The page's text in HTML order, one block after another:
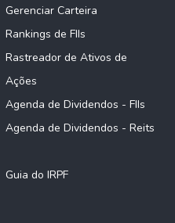
outras
pelas subsidiárias
possuem prazos
consórcio com outras
Gerenciar Carteira
Rankings de FIIs
Rastreador de Ativos de
Ações
Agenda de Dividendos - FIIs
Agenda de Dividendos - Reits
Guia do IRPF